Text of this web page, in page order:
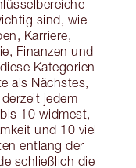
sind, wie
Karriere,
Finanzen und
Kategorien
als Nächstes,
jedem
10 widmest,
und 10 viel
entlang der
schließlich die